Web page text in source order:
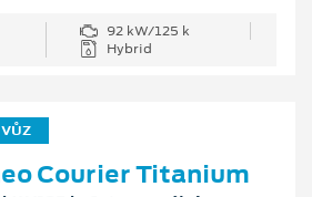
92 kW/125 k
Hybrid
Courier Titanium